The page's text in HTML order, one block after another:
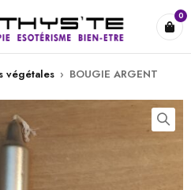
0
végétales › BOUGIE ARGENT